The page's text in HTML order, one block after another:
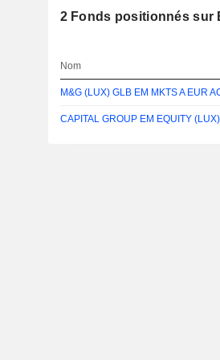
2Fonds positionnés sur
Nom
M&G (LUX) GLB EM MKTS A EUR
CAPITAL GROUP EM EQUITY